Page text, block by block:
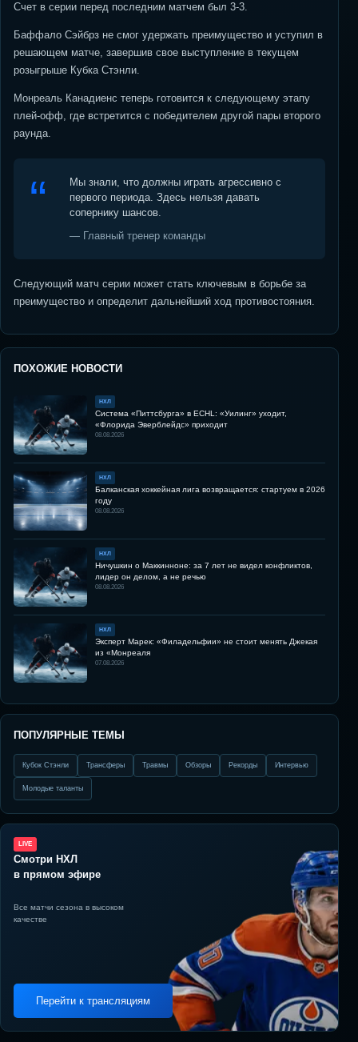
Счет в серии перед последним матчем был 3-3.
Баффало Сэйбрз не смог удержать преимущество и уступил в
решающем матче, завершив свое выступление в текущем
розыгрыше Кубка Стэнли.
Монреаль Канадиенс теперь готовится к следующему этапу
плей-офф, где встретится с победителем другой пары второго
раунда.
Мы знали, что должны играть агрессивно с
первого периода. Здесь нельзя давать
сопернику шансов.
— Главный тренер команды
Следующий матч серии может стать ключевым в борьбе за
преимущество и определит дальнейший ход противостояния.
ПОХОЖИЕ НОВОСТИ
НХЛ
Система «Питтсбурга» в ECHL: «Уилинг» уходит,
«Флорида Эверблейдс» приходит
08.08.2026
НХЛ
Балканская хоккейная лига возвращается: стартуем в 2026
году
08.08.2026
НХЛ
Ничушкин о Маккинноне: за 7 лет не видел конфликтов,
лидер он делом, а не речью
08.08.2026
НХЛ
Эксперт Марек: «Филадельфии» не стоит менять Джекая
из «Монреаля
07.08.2026
ПОПУЛЯРНЫЕ ТЕМЫ
Кубок Стэнли Трансферы Травмы Обзоры Рекорды Интервью
Молодые таланты
LIVE
Смотри НХЛ
в прямом эфире
Все матчи сезона в высоком
качестве
Перейти к трансляциям